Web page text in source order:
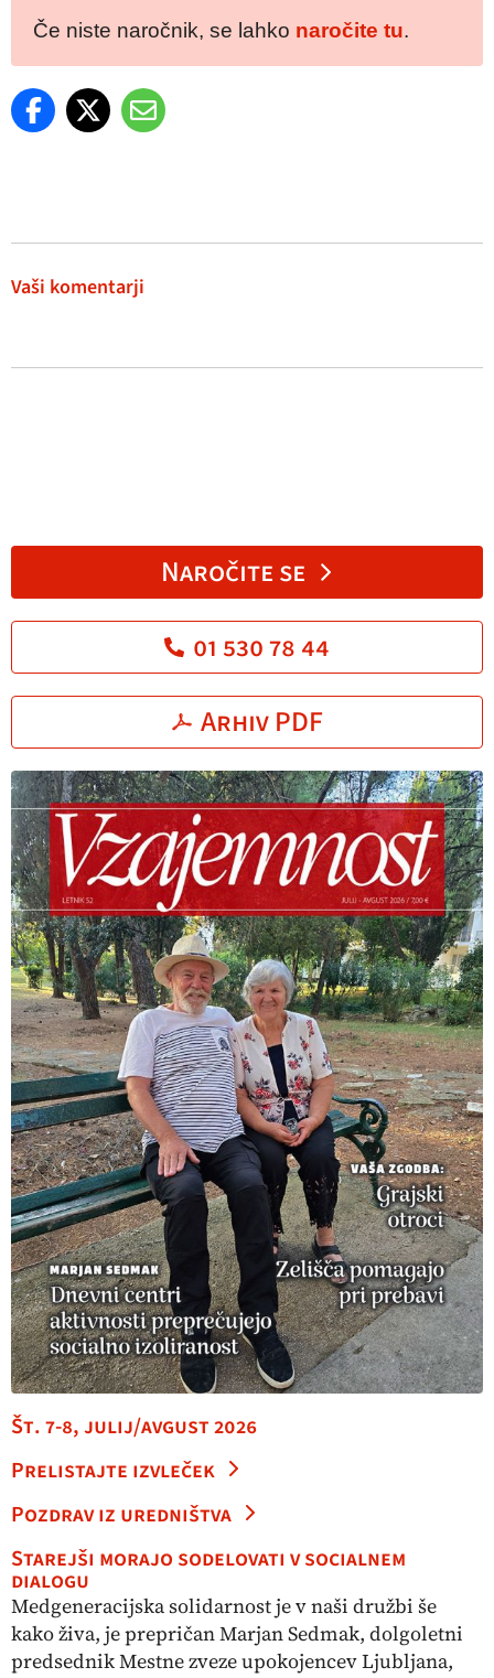
Če niste naročnik, se lahko naročite tu.
Vaši komentarji
Naročite se
01 530 78 44
Arhiv PDF
Št. 7-8, julij/avgust 2026
Prelistajte izvleček
Pozdrav iz uredništva
Starejši morajo sodelovati v socialnem
dialogu
Medgeneracijska solidarnost je v naši družbi še
kako živa, je prepričan Marjan Sedmak, dolgoletni
predsednik Mestne zveze upokojencev Ljubljana,